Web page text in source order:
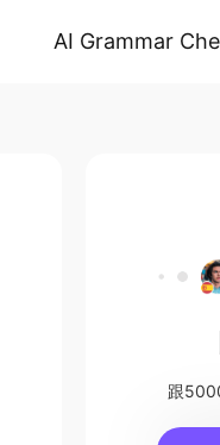
AI Grammar
跟